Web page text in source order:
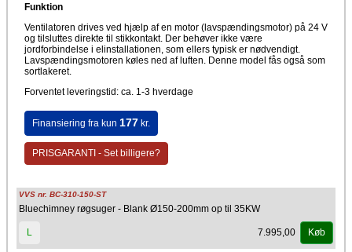
Funktion
Ventilatoren drives ved hjælp af en motor (lavspændingsmotor) på 24 V
og tilsluttes direkte til stikkontakt. Der behøver ikke være
jordforbindelse i elinstallationen, som ellers typisk er nødvendigt.
Lavspændingsmotoren køles ned af luften. Denne model fås også som
sortlakeret.
Forventet leveringstid: ca. 1-3 hverdage
Finansiering fra kun 177kr.
PRISGARANTI - Set billigere?
VVS nr. BC-310-150-ST
Bluechimney røgsuger - Blank Ø150-200mm op til 35KW
L 7.995,00 Køb